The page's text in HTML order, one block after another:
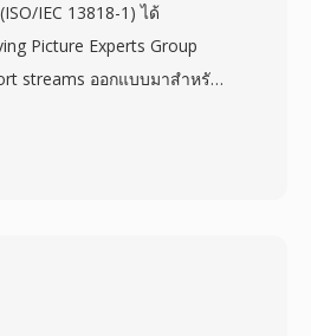
IEC 13818-1) ได้
Picture Experts Group
streams ออกแบบมาสำหรับ
สารและจัดเก็บที่อาจเกิดการ
แพ็กเก็ตนี้ช่วยให้ตัวรับ